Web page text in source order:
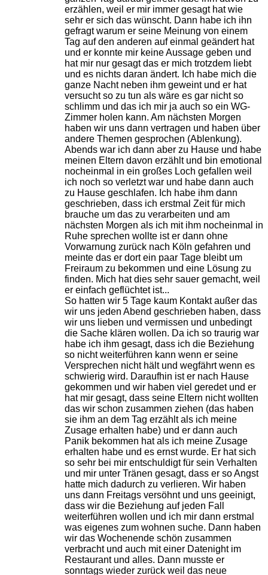
erzählen, weil er mir immer gesagt hat wie
sehr er sich das wünscht. Dann habe ich ihn
gefragt warum er seine Meinung von einem
Tag auf den anderen auf einmal geändert hat
und er konnte mir keine Aussage geben und
hat mir nur gesagt das er mich trotzdem liebt
und es nichts daran ändert. Ich habe mich die
ganze Nacht neben ihm geweint und er hat
versucht so zu tun als wäre es gar nicht so
schlimm und das ich mir ja auch so ein WG-
Zimmer holen kann. Am nächsten Morgen
haben wir uns dann vertragen und haben über
andere Themen gesprochen (Ablenkung).
Abends war ich dann aber zu Hause und habe
meinen Eltern davon erzählt und bin emotional
nocheinmal in ein großes Loch gefallen weil
ich noch so verletzt war und habe dann auch
zu Hause geschlafen. Ich habe ihm dann
geschrieben, dass ich erstmal Zeit für mich
brauche um das zu verarbeiten und am
nächsten Morgen als ich mit ihm nocheinmal in
Ruhe sprechen wollte ist er dann ohne
Vorwarnung zurück nach Köln gefahren und
meinte das er dort ein paar Tage bleibt um
Freiraum zu bekommen und eine Lösung zu
finden. Mich hat dies sehr sauer gemacht, weil
er einfach geflüchtet ist...
So hatten wir 5 Tage kaum Kontakt außer das
wir uns jeden Abend geschrieben haben, dass
wir uns lieben und vermissen und unbedingt
die Sache klären wollen. Da ich so traurig war
habe ich ihm gesagt, dass ich die Beziehung
so nicht weiterführen kann wenn er seine
Versprechen nicht hält und wegfährt wenn es
schwierig wird. Daraufhin ist er nach Hause
gekommen und wir haben viel geredet und er
hat mir gesagt, dass seine Eltern nicht wollten
das wir schon zusammen ziehen (das haben
sie ihm an dem Tag erzählt als ich meine
Zusage erhalten habe) und er dann auch
Panik bekommen hat als ich meine Zusage
erhalten habe und es ernst wurde. Er hat sich
so sehr bei mir entschuldigt für sein Verhalten
und mir unter Tränen gesagt, dass er so Angst
hatte mich dadurch zu verlieren. Wir haben
uns dann Freitags versöhnt und uns geeinigt,
dass wir die Beziehung auf jeden Fall
weiterführen wollen und ich mir dann erstmal
was eigenes zum wohnen suche. Dann haben
wir das Wochenende schön zusammen
verbracht und auch mit einer Datenight im
Restaurant und alles. Dann musste er
sonntags wieder zurück weil das neue